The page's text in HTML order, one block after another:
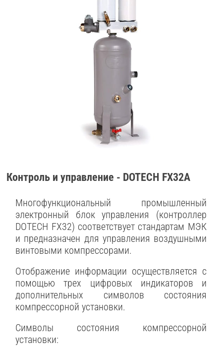
Контроль и управление - DOTECH FX32A
Многофункциональный промышленный
электронный блок управления (контроллер
DOTECH FX32) соответствует стандартам МЭК
и предназначен для управления воздушными
винтовыми компрессорами.
Отображение информации осуществляется с
помощью трех цифровых индикаторов и
дополнительных символов состояния
компрессорной установки.
Символы состояния компрессорной
установки: